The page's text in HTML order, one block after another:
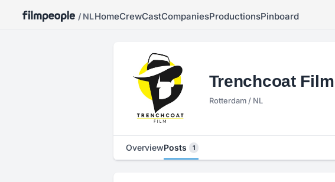
/ NLHomeCrewCastCompaniesProductionsPinboard
Trenchcoat Film
Rotterdam / NL
OverviewPosts 1